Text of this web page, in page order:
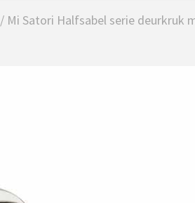
/ Mi Satori Halfsabel serie deurkruk